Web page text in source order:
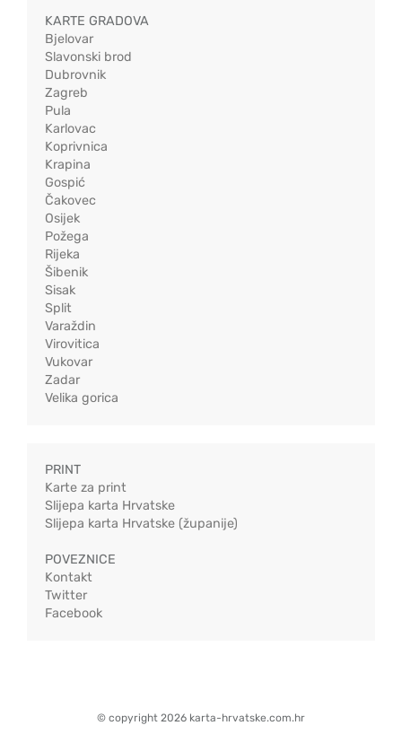
KARTE GRADOVA
Bjelovar
Slavonski brod
Dubrovnik
Zagreb
Pula
Karlovac
Koprivnica
Krapina
Gospić
Čakovec
Osijek
Požega
Rijeka
Šibenik
Sisak
Split
Varaždin
Virovitica
Vukovar
Zadar
Velika gorica
PRINT
Karte za print
Slijepa karta Hrvatske
Slijepa karta Hrvatske (županije)
POVEZNICE
Kontakt
Twitter
Facebook
© copyright 2026 karta-hrvatske.com.hr